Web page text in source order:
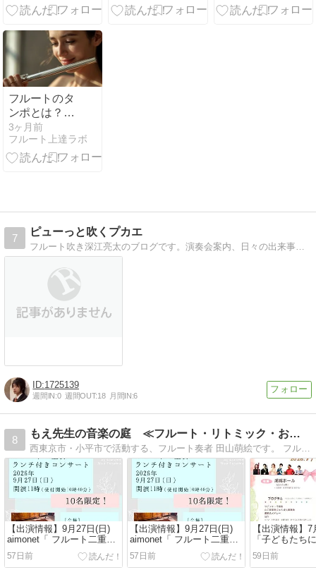
ンサート より
月謝・教室選
しない初心者
フルートのタ
ンポとは？寿
命・交換の目
安・自分で触
っていいこと
3ヶ月前
フルート上達ラボ
7
ピューっと吹くプカエ
フルート吹き深江亮太のブログです。演奏会案内、日々の出来事など書いてみようかな〜と。フルート教室もやってます！！
1725139
週間IN:0 週間OUT:18 月間IN:6
8
もえ先生の音楽の庭 ≪フルート・リトミック・おうちいく≫
西東京市・小平市で活動する、フルート奏者 田山萌絵です。 フルートの演奏・講師をしています。 2018年４月生まれの息子の子育て中。 2022年 秋から、リトミック教室を開講予定！
【出演情報】9月27日(日)
aimonet「 フルート二重奏
ランチ付きコンサート 」を
開催します♪ フルート
file.39
57日前
【出演情報】9月27日(日)
aimonet「 フルート二重奏
ランチ付きコンサート 」を
開催します♪ フルート.35
57日前
【出演情報】
「子どもたち
ックコンサー
出演します♪
file.38
59日前